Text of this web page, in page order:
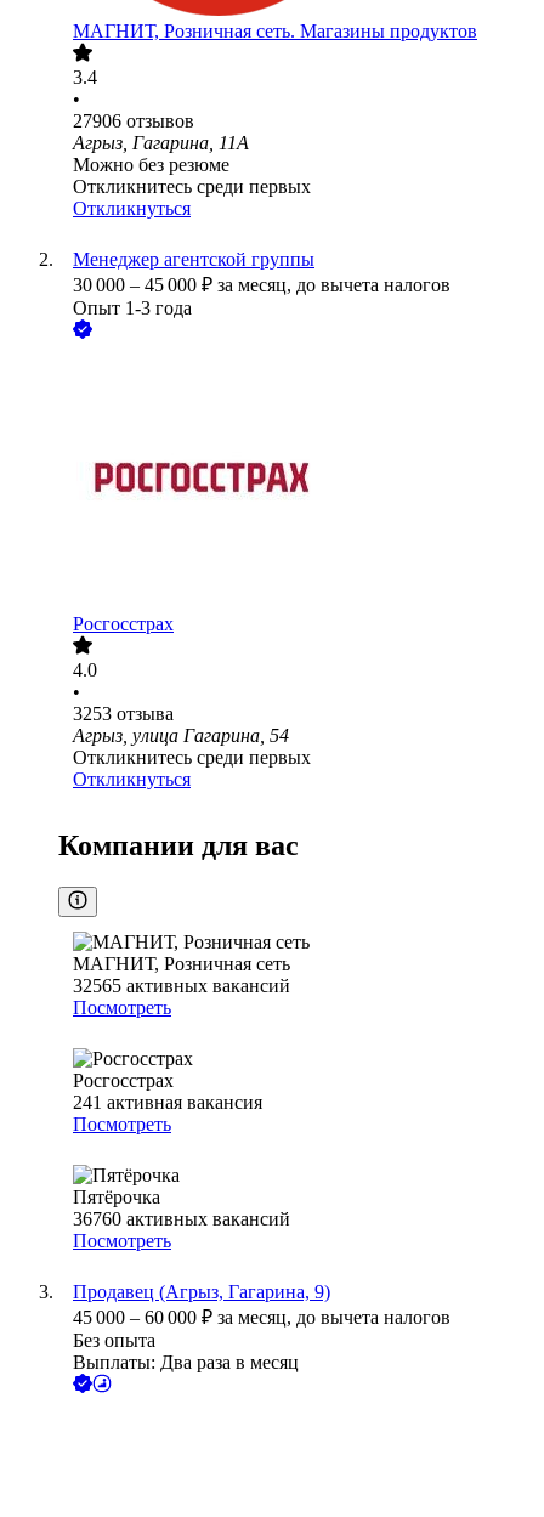
МАГНИТ, Розничная сеть. Магазины продуктов
3.4
•
27906 отзывов
Агрыз, Гагарина, 11А
Можно без резюме
Откликнитесь среди первых
Откликнуться
Менеджер агентской группы
30 000 – 45 000 ₽ за месяц, до вычета налогов
Опыт 1-3 года
Росгосстрах
4.0
•
3253 отзыва
Агрыз, улица Гагарина, 54
Откликнитесь среди первых
Откликнуться
Компании для вас
МАГНИТ, Розничная сеть
32565 активных вакансий
Посмотреть
Росгосстрах
241 активная вакансия
Посмотреть
Пятёрочка
36760 активных вакансий
Посмотреть
Продавец (Агрыз, Гагарина, 9)
45 000 – 60 000 ₽ за месяц, до вычета налогов
Без опыта
Выплаты: Два раза в месяц